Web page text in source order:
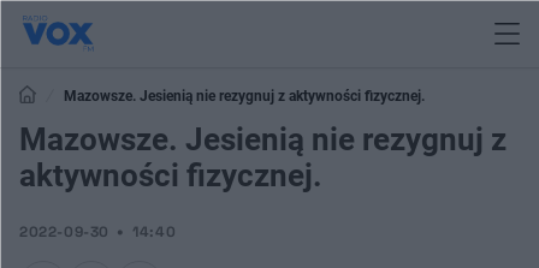
Mazowsze. Jesienią nie rezygnuj z aktywności fizycznej.
Mazowsze. Jesienią nie rezygnuj z
aktywności fizycznej.
2022-09-30 14:40